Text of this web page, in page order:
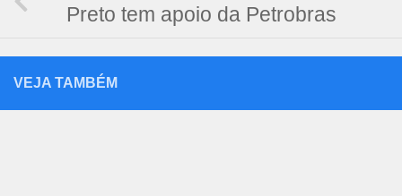
Preto tem apoio da Petrobras
VEJA TAMBÉM